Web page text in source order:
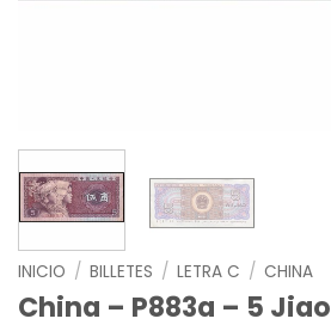
INICIO / BILLETES / LETRA C / CHINA
China – P883a – 5 Jiao